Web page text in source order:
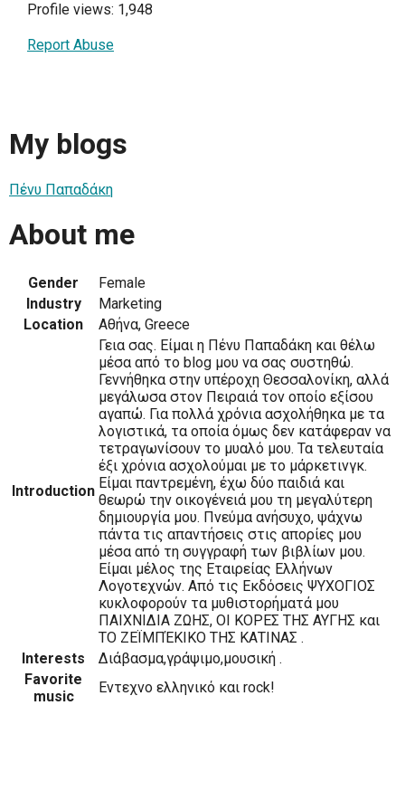
Profile views: 1,948
Report Abuse
My blogs
Πένυ Παπαδάκη
About me
Gender
Female
Industry
Marketing
Location
Αθήνα, Greece
Introduction
Γεια σας. Είμαι η Πένυ Παπαδάκη και θέλω
μέσα από το blog μου να σας συστηθώ.
Γεννήθηκα στην υπέροχη Θεσσαλονίκη, αλλά
μεγάλωσα στον Πειραιά τον οποίο εξίσου
αγαπώ. Για πολλά χρόνια ασχολήθηκα με τα
λογιστικά, τα οποία όμως δεν κατάφεραν να
τετραγωνίσουν το μυαλό μου. Τα τελευταία
έξι χρόνια ασχολούμαι με το μάρκετινγκ.
Είμαι παντρεμένη, έχω δύο παιδιά και
θεωρώ την οικογένειά μου τη μεγαλύτερη
δημιουργία μου. Πνεύμα ανήσυχο, ψάχνω
πάντα τις απαντήσεις στις απορίες μου
μέσα από τη συγγραφή των βιβλίων μου.
Είμαι μέλος της Εταιρείας Ελλήνων
Λογοτεχνών. Από τις Εκδόσεις ΨΥΧΟΓΙΟΣ
κυκλοφορούν τα μυθιστορήματά μου
ΠΑΙΧΝΙΔΙΑ ΖΩΗΣ, ΟΙ ΚΟΡΕΣ ΤΗΣ ΑΥΓΗΣ και
ΤΟ ΖΕΪΜΠΈΚΙΚΟ ΤΗΣ ΚΑΤΙΝΑΣ .
Interests
Διάβασμα,γράψιμο,μουσική .
Favorite
music
Εντεχνο ελληνικό και rock!